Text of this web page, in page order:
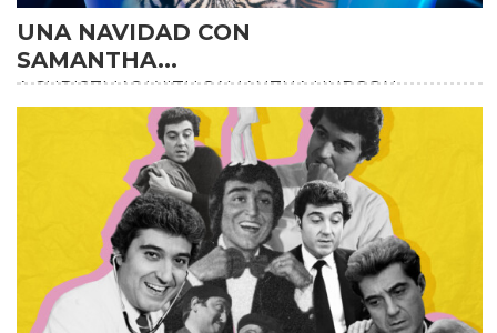
UNA NAVIDAD CON
SAMANTHA...
A CHRISTMAS WITH SAMANTHA HUDSON